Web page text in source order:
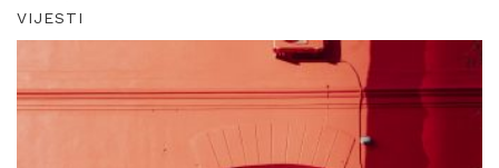
VIJESTI